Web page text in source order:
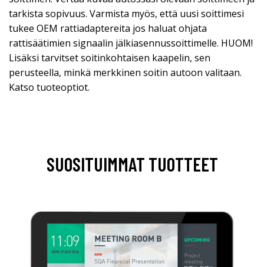
tarkista sopivuus. Varmista myös, että uusi soittimesi
tukee OEM rattiadaptereita jos haluat ohjata
rattisäätimien signaalin jälkiasennussoittimelle. HUOM!
Lisäksi tarvitset soitinkohtaisen kaapelin, sen
perusteella, minkä merkkinen soitin autoon valitaan.
Katso tuoteoptiot.
SUOSITUIMMAT TUOTTEET